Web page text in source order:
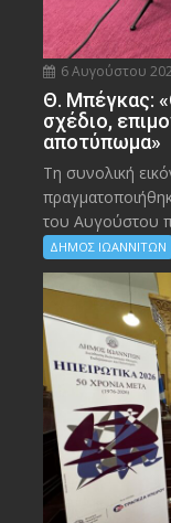
6 Αυγούστου
Θ. Μπέγκας:
σχέδιο,
αποτύπωμα»
Τη συνολική
του Αυγούστου
ΔΗΜΟΣ ΙΩΑΝΝΙΤΩΝ